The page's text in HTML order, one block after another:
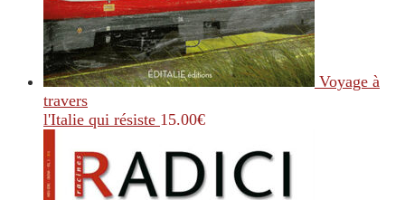
Voyage à
travers
l'Italie qui résiste 15.00€